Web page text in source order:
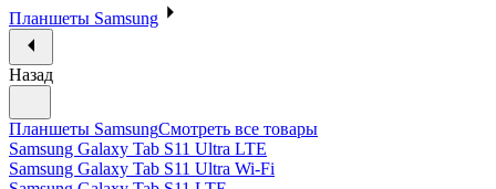
Планшеты Samsung
Назад
Планшеты SamsungСмотреть все товары
Samsung Galaxy Tab S11 Ultra LTE
Samsung Galaxy Tab S11 Ultra Wi-Fi